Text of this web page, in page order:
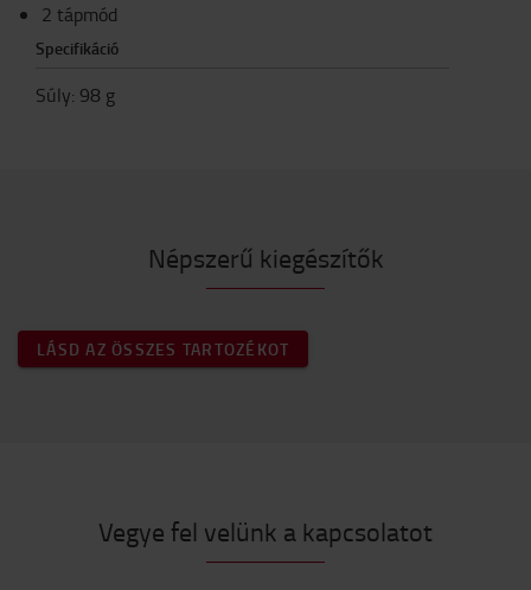
2 tápmód
Specifikáció
Súly: 98 g
Népszerű kiegészítők
LÁSD AZ ÖSSZES TARTOZÉKOT
Vegye fel velünk a kapcsolatot